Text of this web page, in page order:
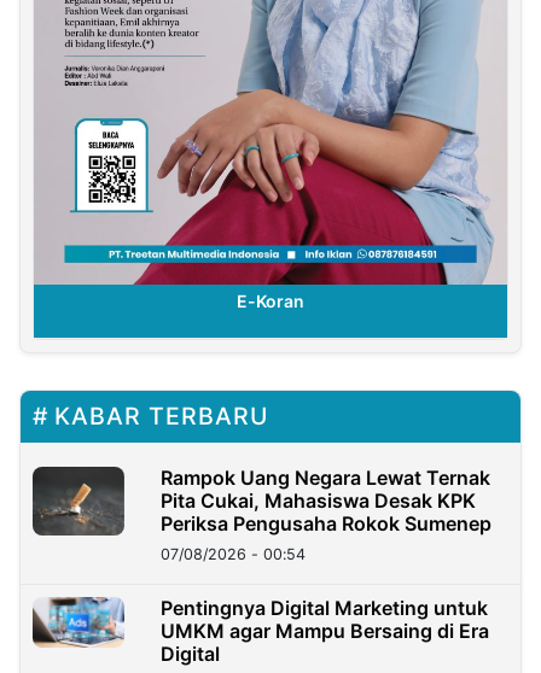
E-Koran
KABAR TERBARU
Rampok Uang Negara Lewat Ternak
Pita Cukai, Mahasiswa Desak KPK
Periksa Pengusaha Rokok Sumenep
07/08/2026 - 00:54
Pentingnya Digital Marketing untuk
UMKM agar Mampu Bersaing di Era
Digital